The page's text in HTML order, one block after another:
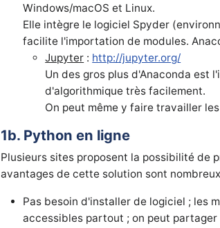
Windows/macOS et Linux.
Elle intègre le logiciel Spyder
facilite l'importation de modules.
Jupyter : http://jupyter.org/
Un des gros plus d'Anaconda est
d'algorithmique très facilement.
On peut même y faire travailler
1b. Python en ligne
Plusieurs sites proposent la possibilité de
avantages de cette solution sont
Pas besoin d'installer de logiciel ; les
accessibles partout ; on peut